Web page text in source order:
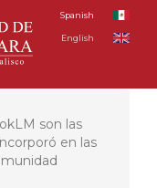
Spanish
English
son las
en las